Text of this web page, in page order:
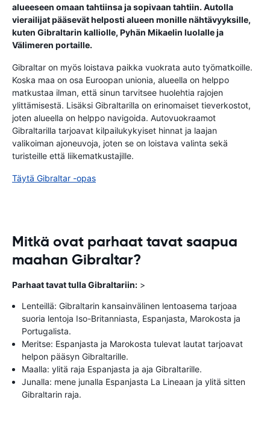
alueeseen omaan tahtiinsa ja sopivaan tahtiin. Autolla
vierailijat pääsevät helposti alueen monille nähtävyyksille,
kuten Gibraltarin kalliolle, Pyhän Mikaelin luolalle ja
Välimeren portaille.
Gibraltar on myös loistava paikka vuokrata auto työmatkoille.
Koska maa on osa Euroopan unionia, alueella on helppo
matkustaa ilman, että sinun tarvitsee huolehtia rajojen
ylittämisestä. Lisäksi Gibraltarilla on erinomaiset tieverkostot,
joten alueella on helppo navigoida. Autovuokraamot
Gibraltarilla tarjoavat kilpailukykyiset hinnat ja laajan
valikoiman ajoneuvoja, joten se on loistava valinta sekä
turisteille että liikematkustajille.
Täytä Gibraltar -opas
Mitkä ovat parhaat tavat saapua
maahan Gibraltar?
Parhaat tavat tulla Gibraltariin: >
Lenteillä: Gibraltarin kansainvälinen lentoasema tarjoaa
suoria lentoja Iso-Britanniasta, Espanjasta, Marokosta ja
Portugalista.
Meritse: Espanjasta ja Marokosta tulevat lautat tarjoavat
helpon pääsyn Gibraltarille.
Maalla: ylitä raja Espanjasta ja aja Gibraltarille.
Junalla: mene junalla Espanjasta La Lineaan ja ylitä sitten
Gibraltarin raja.